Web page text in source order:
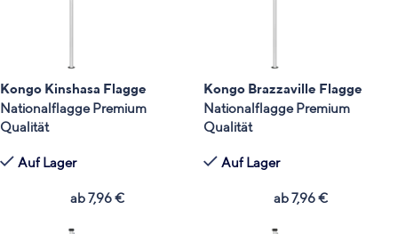
Kongo Kinshasa Flagge
Nationalflagge Premium
Qualität
Auf Lager
ab7,96€
Kongo Brazzaville Flagge
Nationalflagge Premium
Qualität
Auf Lager
ab7,96€